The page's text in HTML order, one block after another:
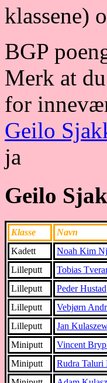
klassene)
BGP
Merk at
for
Geilo
ja
Geilo
Klasse Navn
Kadett
Noah Kim
Lilleputt
Tobias
Lilleputt
Peder Hustad
Lilleputt
Vebjørn
Lilleputt
Jan
Miniputt
Vincent
Miniputt
Rudra Taluri